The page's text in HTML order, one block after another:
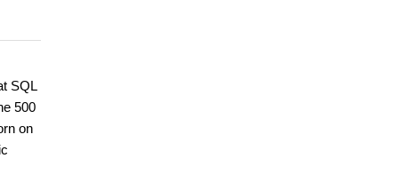
SQL
500
on